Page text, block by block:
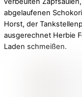
abgelaufenen
Horst, der
ausgerechnet Herbie
Laden schmeißen.